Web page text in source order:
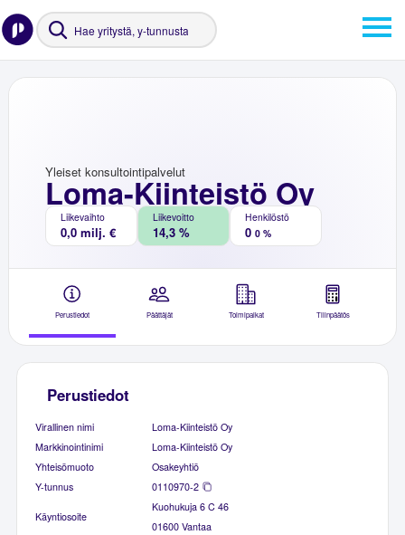
Loma-Kiinteistö Oy
Yleiset konsultointipalvelut
Liikevaihto
0,0 milj. €
Liikevoitto
14,3 %
Henkilöstö
0 0 %
Perustiedot Päättäjät Toimipaikat Tilinpäätös
Perustiedot
Virallinen nimi
Loma-Kiinteistö Oy
Markkinointinimi
Loma-Kiinteistö Oy
Yhteisömuoto
Osakeyhtiö
Y-tunnus
0110970-2
Käyntiosoite
Kuohukuja 6 C 46
01600 Vantaa